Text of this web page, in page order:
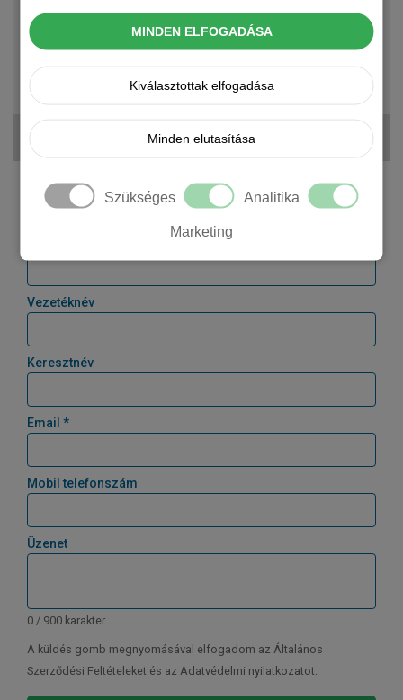
MINDEN ELFOGADÁSA
Kiválasztottak elfogadása
Minden elutasítása
Szükséges Analitika
Marketing
elektromos
444 724 Ft + ÁFA
Kérjen tőlünk árajánlatot!
Vezetéknév
Keresztnév
Email *
Mobil telefonszám
Üzenet
0 / 900 karakter
A küldés gomb megnyomásával elfogadom az Általános
Szerződési Feltételeket és az Adatvédelmi nyilatkozatot.